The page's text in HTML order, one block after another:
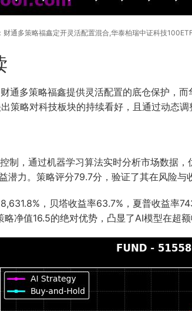
财通多策略福鑫定开灵活配置混合,华泰柏瑞中证科技
通多策略福鑫提供灵活配置的底仓保护，
策略对科技板块的持续看好，且通过动态调
制，通过机器学习算法实时分析市场数据
潜力。策略评分79.7分，验证了其在风险与
，贝塔收益率63.7%，夏普收益率
净值16.5的绝对优势，凸显了AI模型在超额